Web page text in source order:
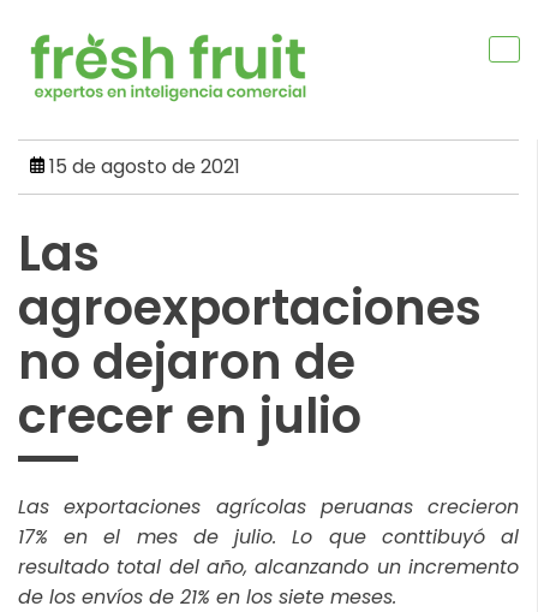
content
15 de agosto de 2021
Las
agroexportaciones
no dejaron de
crecer en julio
Las exportaciones agrícolas peruanas crecieron
17% en el mes de julio. Lo que conttibuyó al
resultado total del año, alcanzando un incremento
de los envíos de 21% en los siete meses.